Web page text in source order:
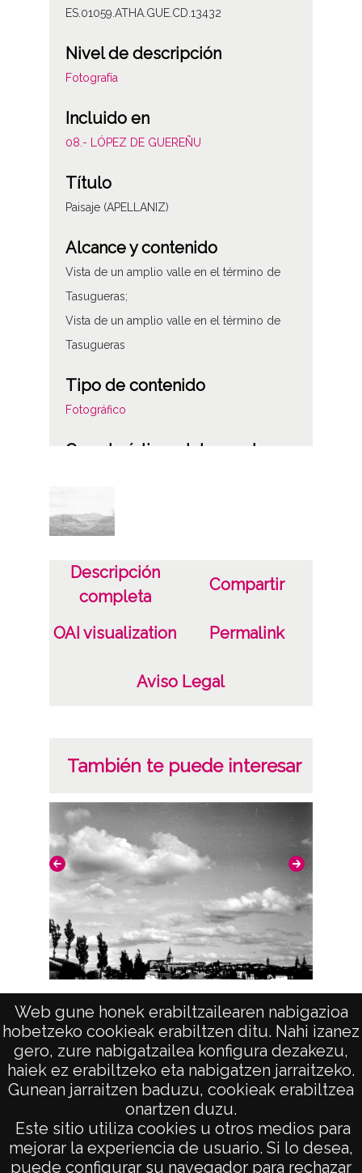
Web gune honek erabiltzailearen nabigazioa
hobetzeko cookieak erabiltzen ditu. Nahi izanez
gero, zure nabigatzailea konfigura dezakezu,
haiek ez erabiltzeko eta nabigatzen jarraitzeko.
Gunean jarraitzen baduzu, cookieak erabiltzea
onartzen duzu.
Este sitio utiliza cookies u otros medios para
mejorar la experiencia de usuario. Si lo desea,
puede configurar su navegador para rechazar
ES.01059.ATHA.GUE.CD.13432
Nivel de descripción
Fotografía
Incluido en
08.- LÓPEZ DE GUEREÑU
Título
Paisaje (APELLANIZ)
Alcance y contenido
Vista de un amplio valle en el término de
Tasugueras;
Vista de un amplio valle en el término de
Tasugueras
Tipo de contenido
Fotográfico
Características del soporte
B/N;
Fecha
1940, enero, 1 a 1960, diciembre, 31 -
Nº de identificación: 13432 Duplicado del
negativo: 2785 Duplicado del; positivo:
2785;
Signaturas: Copia digital: ATHA-DAF-GUE-
13432 ; Duplicado del positivo: ATHA-DAF-
GUE-2785 ; Duplicado del negativo: ATHA-
DAF-GUE-2785;
Licencia de las imágenes
CC BY-NC-SA 4.0
Descripción
completa
Compartir
OAI visualization Permalink
Aviso Legal
También te puede interesar
Vista
AVISO LEGAL
POLÍTICA DE PRIVACIDAD
ACCESIBILIDAD